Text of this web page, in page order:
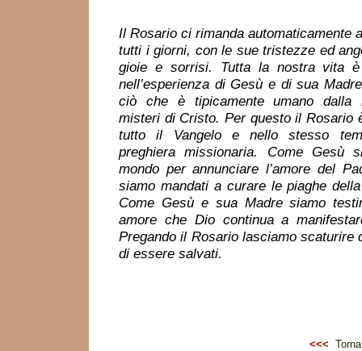
Il Rosario ci rimanda automaticamente
tutti i giorni, con le sue tristezze ed
gioie e sorrisi. Tutta la nostra vita
nell’esperienza di Gesù e di sua
ciò che è tipicamente umano dalla
misteri di Cristo. Per questo il Rosario
tutto il Vangelo e nello stesso
preghiera missionaria. Come Gesù
mondo per annunciare l’amore del
siamo mandati a curare le piaghe
Come Gesù e sua Madre siamo
amore che Dio continua a
Pregando il Rosario lasciamo scaturire
di essere salvati.
<<<